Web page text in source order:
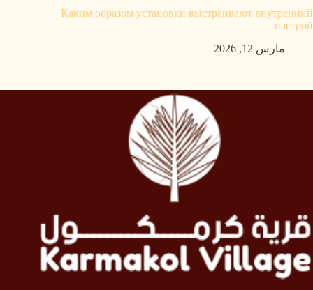
Каким образом установки выстраивают внутренний
настрой
مارس 12, 2026